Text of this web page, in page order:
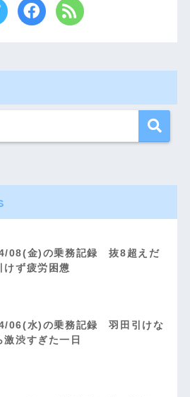
08(金)の乗務記録 抜8超えだ
けず疲労困憊
06(水)の乗務記録 羽田引けな
激渋すぎた一日